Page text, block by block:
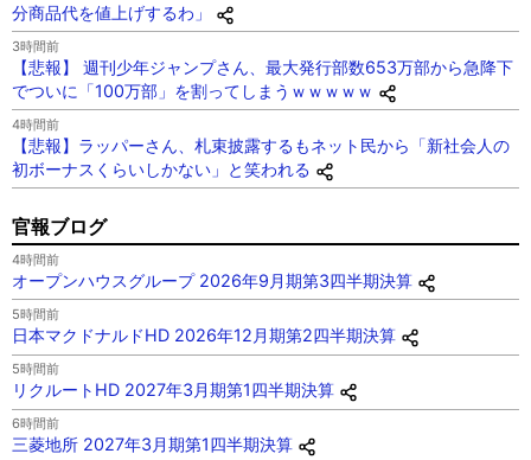
分商品代を値上げするわ」
3時間前
【悲報】 週刊少年ジャンプさん、最大発行部数653万部から急降下
でついに「100万部」を割ってしまうｗｗｗｗｗ
4時間前
【悲報】ラッパーさん、札束披露するもネット民から「新社会人の
初ボーナスくらいしかない」と笑われる
官報ブログ
4時間前
オープンハウスグループ 2026年9月期第3四半期決算
5時間前
日本マクドナルドHD 2026年12月期第2四半期決算
5時間前
リクルートHD 2027年3月期第1四半期決算
6時間前
三菱地所 2027年3月期第1四半期決算